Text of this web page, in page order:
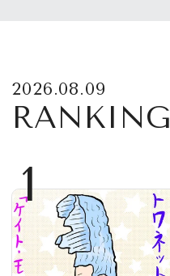
2026.08.09
RANKING
1